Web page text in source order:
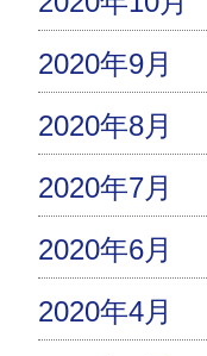
2020年9月
2020年8月
2020年7月
2020年6月
2020年4月